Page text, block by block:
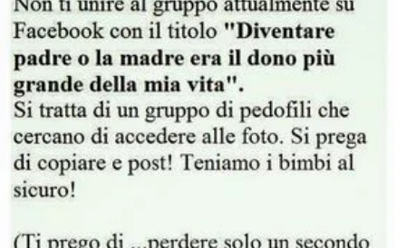
STORIA E CITAZIONI
INTRATTENIMENTO
COMPLOTTI, LEGGENDE URBANE ED